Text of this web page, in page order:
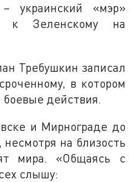
украинский «мэр»
к Зеленскому на
Требушкин записал
в котором
боевые действия.
и Мирнограде до
на близость
мира. «Общаясь с
слышу: